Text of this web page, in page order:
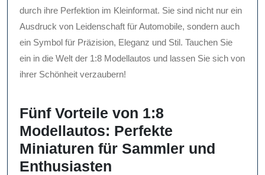
durch ihre Perfektion im Kleinformat. Sie sind nicht nur ein
Ausdruck von Leidenschaft für Automobile, sondern auch
ein Symbol für Präzision, Eleganz und Stil. Tauchen Sie
ein in die Welt der 1:8 Modellautos und lassen Sie sich von
ihrer Schönheit verzaubern!
Fünf Vorteile von 1:8
Modellautos: Perfekte
Miniaturen für Sammler und
Enthusiasten